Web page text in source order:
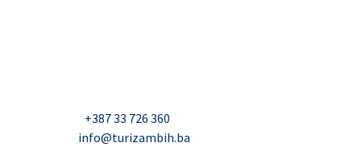
+387 33 726 360
info@turizambih.ba